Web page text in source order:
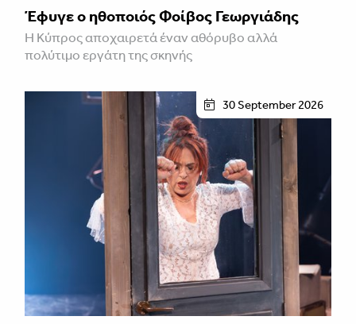
Έφυγε ο ηθοποιός Φοίβος Γεωργιάδης
Η Κύπρος αποχαιρετά έναν αθόρυβο αλλά
πολύτιμο εργάτη της σκηνής
30 September 2026